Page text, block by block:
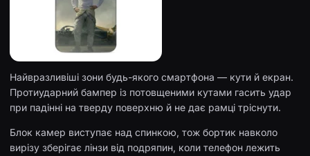
Найвразливіші зони будь-якого смартфона — кути й екран.
Протиударний бампер із потовщеними кутами гасить удар
при падінні на тверду поверхню й не дає рамці тріснути.
Блок камер виступає над спинкою, тож бортик навколо
вирізу зберігає лінзи від подряпин, коли телефон лежить